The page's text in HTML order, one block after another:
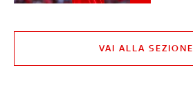
VAI ALLA SEZIONE